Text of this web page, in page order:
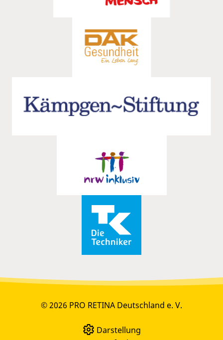
© 2026 PRO RETINA Deutschland e. V.
Darstellung